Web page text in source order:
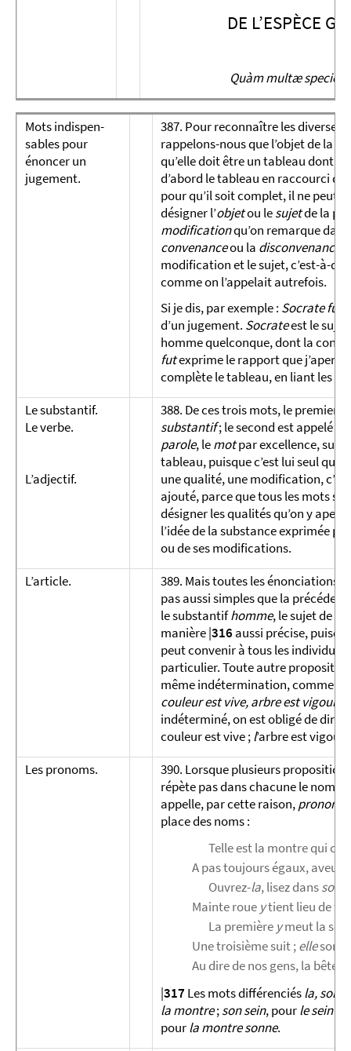
DE L’ESPÈCE
Quàm multæ
Mots indis­pen­
sables pour
énoncer un
jugement.
387. Pour reconnaître les diverses
rappelons-nous que l’objet de la
qu’elle doit être un tableau dont la
d’abord le tableau en raccourci
pour qu’il soit complet, il ne peut
désigner l’objetou lesujetde la
modificationqu’on remarque
convenanceou la disconvenance
modification et le sujet, c’est-à-
comme on l’appelait autrefois.
Si je dis, par exemple : Socrate fut
d’un jugement. Socrateest le sujet
homme quelconque, dont la
futexprime le rapport que
complète le tableau, en liant les
Le substantif.
Le verbe.
L’adjectif.
388. De ces trois mots, le premier
substantif; le second est appelé
parole, lemotpar excellence, sur
tableau, puisque c’est lui seul qui
une qualité, une modification,
ajouté, parce que tous les mots
désigner les qualités qu’on y
l’idée de la substance exprimée
ou de ses modifications.
L’article.
389. Mais toutes les énonciations
pas aussi simples que la
le substantifhomme, le sujet de
manière |316 aussi précise,
peut convenir à tous les individus
particulier. Toute autre
même indétermination, comme
couleur est vive, arbre est
indéterminé, on est obligé de dire :
couleur est vive ;l’arbre est
Les pronoms.
390. Lorsque plusieurs
répète pas dans chacune le nom
appelle, par cette raison,pronoms
place des noms :
Telle est la montre qui
A pas toujours égaux,
Ouvrez-la, lisez dansson
Mainte roue ytient lieu de
La première ymeut la
Une troisième suit ;elle
Au dire de nos gens, la bête
|317 Les mots différenciésla, son,
la montre;son sein, pourle sein
pourla montre sonne.